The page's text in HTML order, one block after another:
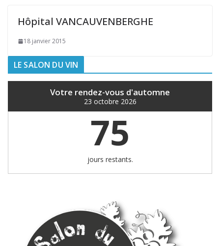
Hôpital VANCAUVENBERGHE
18 janvier 2015
LE SALON DU VIN
Votre rendez-vous d'automne
23 octobre 2026
75
jours restants.